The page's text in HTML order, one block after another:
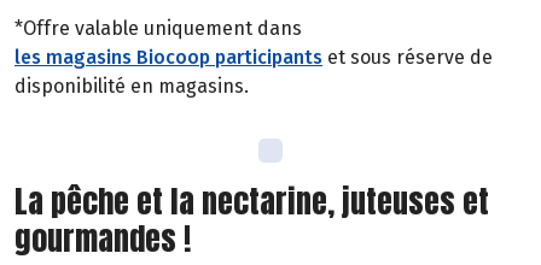
*Offre valable uniquement dans
les magasins Biocoop participants et sous réserve de
disponibilité en magasins.
La pêche et la nectarine, juteuses et
gourmandes !